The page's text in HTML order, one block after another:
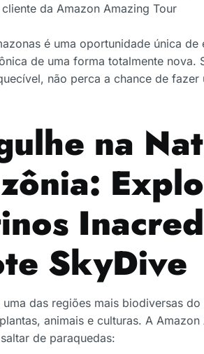
da Amazon Amazing Tour
é uma oportunidade única
de uma forma totalmente nova.
não perca a chance de fazer
na
SkyDive
uma das regiões mais biodiversas
animais e culturas. A
de paraquedas: